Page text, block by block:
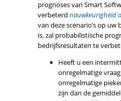
prognoses van Smart
verbeterd nauwkeurigheid
van deze scenario’s op
is, zal probabilistische
bedrijfsresultaten te
Heeft u een
onregelmatige
onregelmatige
zijn dan de